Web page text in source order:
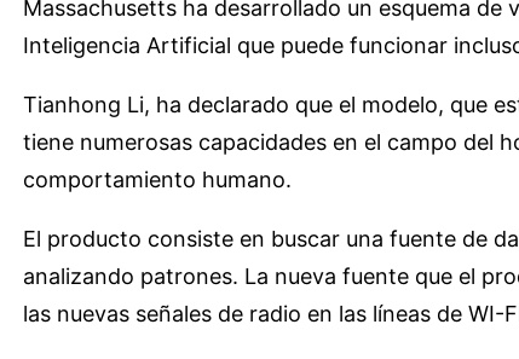
Massachusetts ha desarrollado un esquema de
Inteligencia Artificial que puede funcionar
Tianhong Li, ha declarado que el modelo, que
tiene numerosas capacidades en el campo del
comportamiento humano.
El producto consiste en buscar una fuente de
analizando patrones. La nueva fuente que el
las nuevas señales de radio en las líneas de WI-